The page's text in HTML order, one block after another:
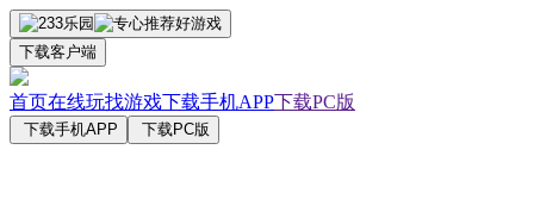
下载客户端
首页在线玩找游戏下载手机APP下载PC版
下载手机APP 下载PC版